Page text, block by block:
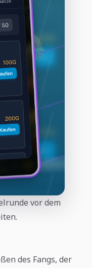
vor dem
des Fangs, der